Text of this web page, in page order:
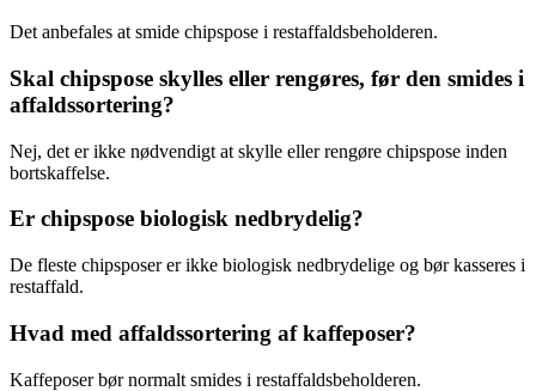
Det anbefales at smide chipspose i restaffaldsbeholderen.
Skal chipspose skylles eller rengøres, før den smides i
affaldssortering?
Nej, det er ikke nødvendigt at skylle eller rengøre chipspose inden
bortskaffelse.
Er chipspose biologisk nedbrydelig?
De fleste chipsposer er ikke biologisk nedbrydelige og bør kasseres i
restaffald.
Hvad med affaldssortering af kaffeposer?
Kaffeposer bør normalt smides i restaffaldsbeholderen.